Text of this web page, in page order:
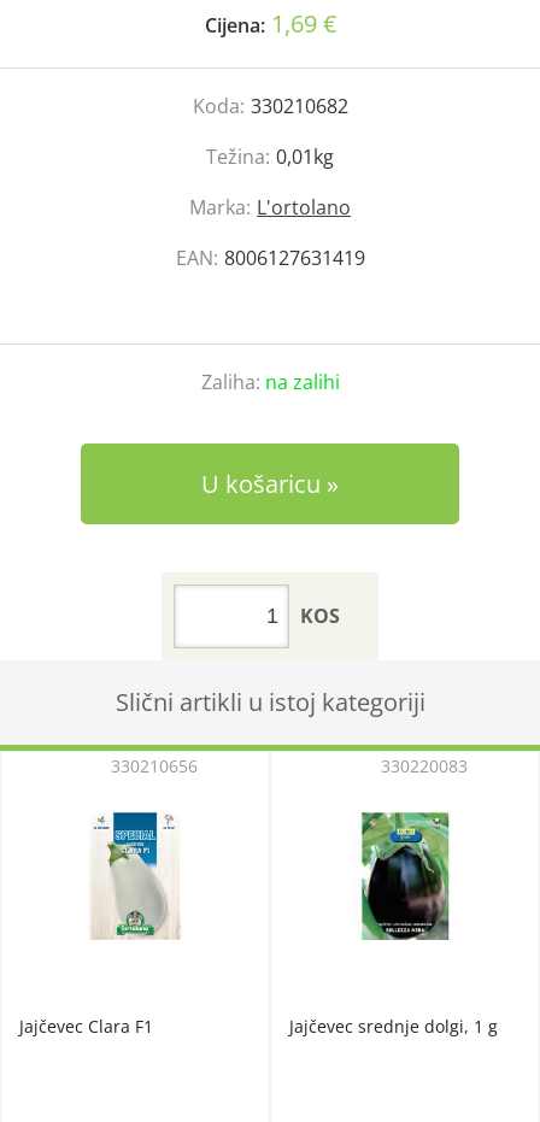
Cijena: 1,69 €
Koda: 330210682
Težina: 0,01kg
Marka: L'ortolano
EAN: 8006127631419
Zaliha: na zalihi
U košaricu
KOS
Slični artikli u istoj kategoriji
Jajčevec Clara F1
330210656
Jajčevec srednje dolgi, 1 g
330220083